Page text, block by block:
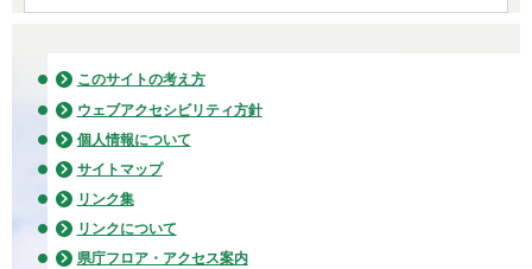
このサイトの考え方
ウェブアクセシビリティ方針
個人情報について
サイトマップ
リンク集
リンクについて
県庁フロア・アクセス案内